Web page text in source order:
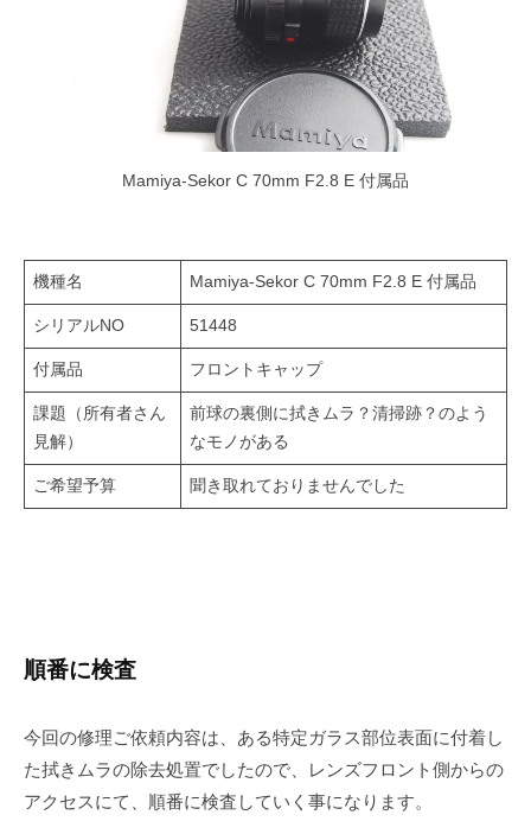
Mamiya-Sekor C 70mm F2.8 E 付属品
機種名 Mamiya-Sekor C 70mm F2.8 E 付属品
シリアルNO 51448
付属品 フロントキャップ
課題（所有者さん
見解）
前球の裏側に拭きムラ？清掃跡？のよう
なモノがある
ご希望予算 聞き取れておりませんでした
順番に検査
今回の修理ご依頼内容は、ある特定ガラス部位表面に付着し
た拭きムラの除去処置でしたので、レンズフロント側からの
アクセスにて、順番に検査していく事になります。